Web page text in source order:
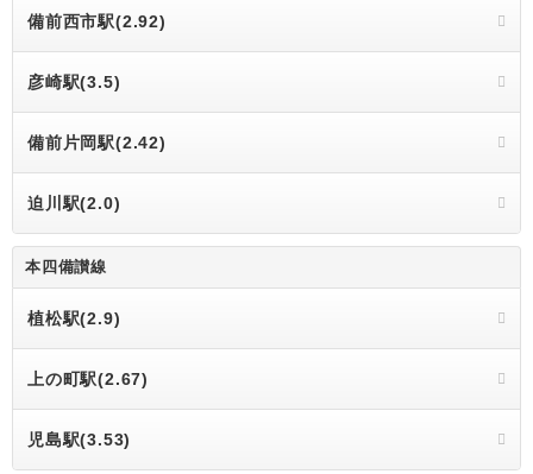
備前西市駅(2.92)
彦崎駅(3.5)
備前片岡駅(2.42)
迫川駅(2.0)
本四備讃線
植松駅(2.9)
上の町駅(2.67)
児島駅(3.53)